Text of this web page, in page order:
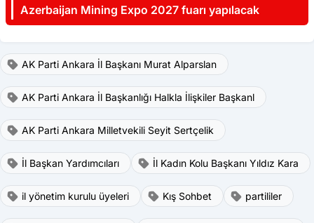
Azerbaijan Mining Expo 2027 fuarı yapılacak
AK Parti Ankara İl Başkanı Murat Alparslan
AK Parti Ankara İl Başkanlığı Halkla İlişkiler Başkanl
AK Parti Ankara Milletvekili Seyit Sertçelik
İl Başkan Yardımcıları İl Kadın Kolu Başkanı Yıldız Kara
il yönetim kurulu üyeleri Kış Sohbet partililer